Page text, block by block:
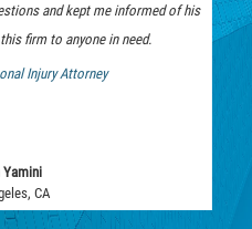
and kept me informed of his
firm to anyone in need.
Injury Attorney
Yamini
CA